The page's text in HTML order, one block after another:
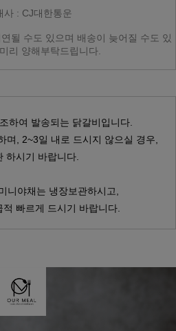
: CJ대한통운
될 수도 있으며 배송이 늦어질 수도 있
리 양해부탁드립니다.
하여 발송되는 닭갈비입니다.
며, 2~3일 내로 드시지 않으실 경우,
하시기 바랍니다.
니야채는 냉장보관하시고,
빠르게 드시기 바랍니다.